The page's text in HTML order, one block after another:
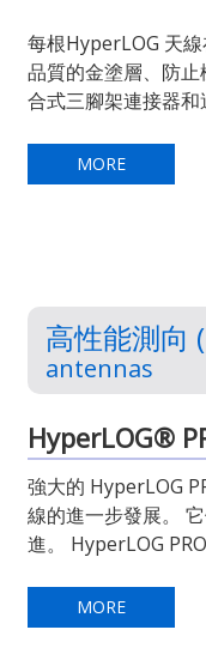
每根HyperLOG 天
品質的金塗層、防
合式三腳架連接器和
MORE
高性能測向
antennas
HyperLOG®
強大的 HyperLOG
線的進一步發展。
進。 HyperLOG
MORE